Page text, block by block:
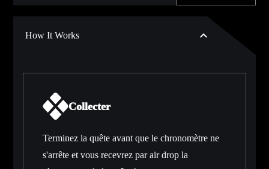
How It Works
Collecter
Terminez la quête avant que le chronomètre ne
s'arrête et vous recevrez par air drop la